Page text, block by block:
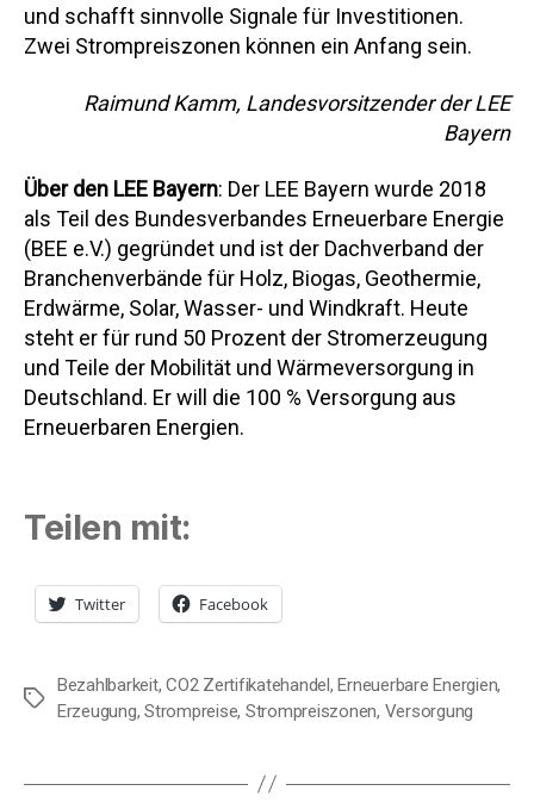
und schafft sinnvolle Signale für Investitionen.
Zwei Strompreiszonen können ein Anfang sein.
Raimund Kamm, Landesvorsitzender der LEE
Bayern
Über den LEE Bayern: Der LEE Bayern wurde 2018
als Teil des Bundesverbandes Erneuerbare Energie
(BEE e.V.) gegründet und ist der Dachverband der
Branchenverbände für Holz, Biogas, Geothermie,
Erdwärme, Solar, Wasser- und Windkraft. Heute
steht er für rund 50 Prozent der Stromerzeugung
und Teile der Mobilität und Wärmeversorgung in
Deutschland. Er will die 100 % Versorgung aus
Erneuerbaren Energien.
Teilen mit:
Twitter Facebook
Schlagwörter
Bezahlbarkeit,CO2 Zertifikatehandel,Erneuerbare Energien,
Erzeugung,Strompreise, Strompreiszonen, Versorgung